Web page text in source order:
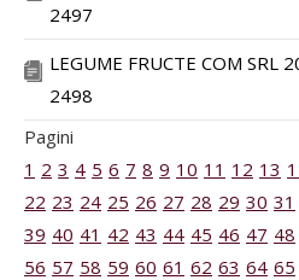
2497
LEGUME FRUCTE COM SRL
2498
Pagini
1 2 3 4 5 6 7 8 9 10 11 12 13
22 23 24 25 26 27 28 29 30 31
39 40 41 42 43 44 45 46 47 48
56 57 58 59 60 61 62 63 64 65